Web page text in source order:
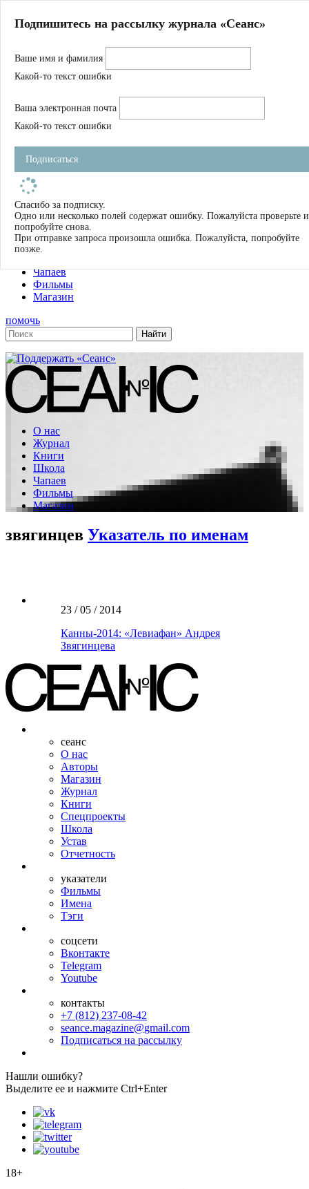
Магазин
Журнал
Школа
Устав
Фильмы
Имена
Тэги
О нас
Журнал
Книги
Чапаев
Фильмы
Магазин
помочь
О нас
Журнал
Книги
Школа
Чапаев
Фильмы
Магазин
звягинцев Указатель по именам
23 / 05 / 2014
Канны-2014: «Левиафан» Андрея
Звягинцева
сеанс
О нас
Авторы
Магазин
Журнал
Книги
Спецпроекты
Школа
Устав
Отчетность
указатели
Фильмы
Имена
Тэги
соцсети
Вконтакте
Telegram
Youtube
контакты
+7 (812) 237-08-42
seance.magazine@gmail.com
Подписаться на рассылку
Подпишитесь на рассылку журнала «Сеанс»
Ваше имя и фамилия
Какой-то текст ошибки
Ваша электронная почта
Какой-то текст ошибки
Подписаться
Спасибо за подписку.
Одно или несколько полей содержат ошибку. Пожалуйста проверьте и
попробуйте снова.
При отправке запроса произошла ошибка. Пожалуйста, попробуйте
позже.
Нашли ошибку?
Выделите ее и нажмите Ctrl+Enter
18+